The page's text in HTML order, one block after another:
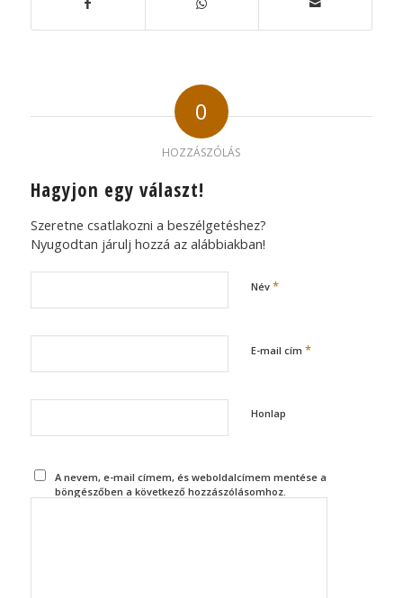
0
HOZZÁSZÓLÁS
Hagyjon egy választ!
Szeretne csatlakozni a beszélgetéshez?
Nyugodtan járulj hozzá az alábbiakban!
Név *
E-mail cím *
Honlap
A nevem, e-mail címem, és weboldalcímem mentése a
böngészőben a következő hozzászólásomhoz.